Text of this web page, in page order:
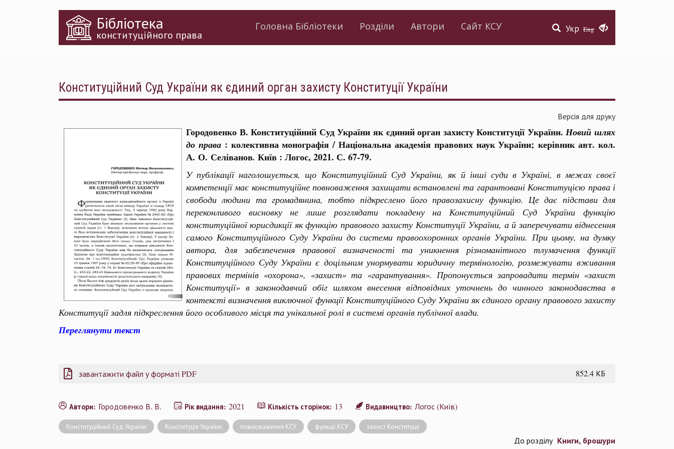
Укр Eng
Бібліотека
конституційного права
Головна Бібліотеки Розділи Автори Сайт КСУ
Конституційний Суд України як єдиний орган захисту Конституції України
Версія для друку
Городовенко В. Конституційний Суд України як єдиний орган захисту Конституції України.​Новий шлях
до права : колективна монографія / Національна академія правових наук України;керівник авт. кол.
А. О. Селіванов. Київ : Логос, 2021. С. 67-79.
У публікації наголошується, що Конституційний Суд України, як й інші суди в Україні, в межах своєї
компетенції має конституційне повноваження захищати встановлені та гарантовані Конституцією права і
свободи людини та громадянина, тобто підкреслено його правозахисну функцію. Це дає підстави для
переконливого висновку не лише розглядати покладену на Конституційний Суд України функцію
конституційної юрисдикції як функцію правового захисту Конституції України, а й заперечувати віднесення
самого Конституційного Суду України до системи правоохоронних органів України. При цьому, на думку
автора, для забезпечення правової визначеності та уникнення різноманітного тлумачення функції
Конституційного Суду України є доцільним унормувати юридичну термінологію, розмежувати вживання
правових термінів «охорона», «захист» та «гарантування». Пропонується запровадити термін «захист
Конституції» в законодавчий обіг шляхом внесення відповідних уточнень до чинного законодавства в
контексті визначення виключної функції Конституційного Суду України як єдиного органу правового захисту
Конституції задля підкреслення його особливого місця та унікальної ролі в системі органів публічної влади.
Переглянути текст
завантажити файл у форматі PDF 852.4 КБ
Автори: Городовенко В. В. Рік видання: 2021 Кількість сторінок: 13 Видавництво: Логос (Київ)
Конституційний Суд України Конституція України повноваження КСУ функції КСУ захист Конституції
До розділу Книги, брошури